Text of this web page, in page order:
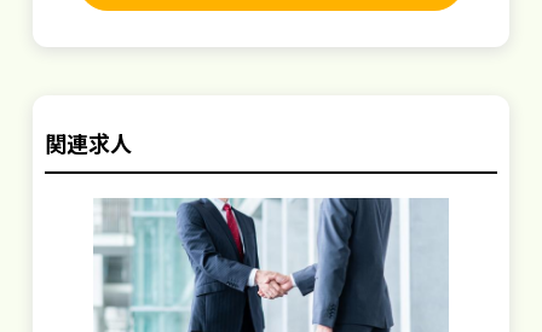
関連求人